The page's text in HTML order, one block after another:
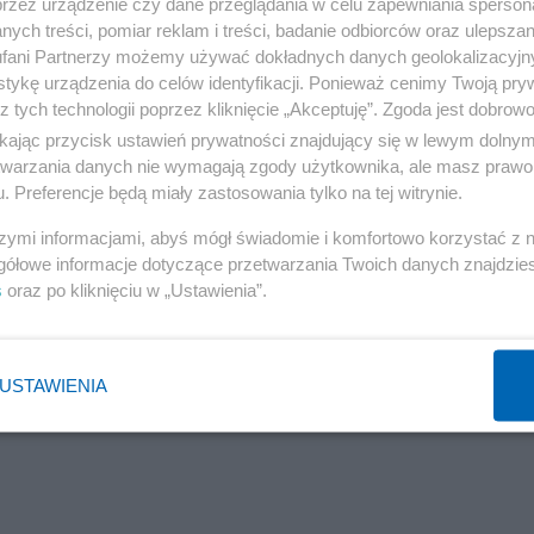
a 1 – maksymalny dochód danego
w każdym z wybranych przedziałów.
o to, by tak dobrać ilość przedziałów, by było ich
istotne prawidłowości. Jeśli będzie ich za
w szczegółach. Nie ma np sensu tworzenie
swoje wypracowane metody. Dla nas
obrazek na blogu, muszę ograniczyć się do
w większej rozdzielczości i go przeskalować. Ale
targiem podzieliłem odcinek pomiędzy zerem a
liczb) mieszczący się w danym przedziale.
może, że wyszła znana wszystkim ze statystyk
treści, pomiar reklam i treści, badanie odbiorców oraz
Partnerzy możemy używać dokładnych danych
urządzenia do celów identyfikacji. Ponieważ cenimy Twoją
tych technologii poprzez kliknięcie „Akceptuję”. Zgoda jest
przycisk ustawień prywatności znajdujący się w lewym
danych nie wymagają zgody użytkownika, ale masz
Preferencje będą miały zastosowania tylko na tej witrynie.
informacjami, abyś mógł świadomie i komfortowo korzystać z
informacje dotyczące przetwarzania Twoich danych
oraz po kliknięciu w „Ustawienia”.
USTAWIENIA